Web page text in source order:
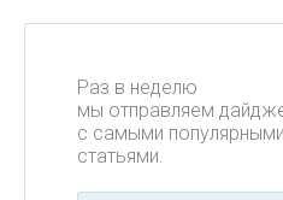
Раз в неделю
мы отправляем
с самыми популярными
статьями.